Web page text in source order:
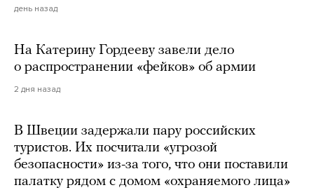
день назад
На Катерину Гордееву завели дело
о распространении «фейков» об армии
2 дня назад
В Швеции задержали пару российских
туристов. Их посчитали «угрозой
безопасности» из-за того, что они поставили
палатку рядом с домом «охраняемого лица»